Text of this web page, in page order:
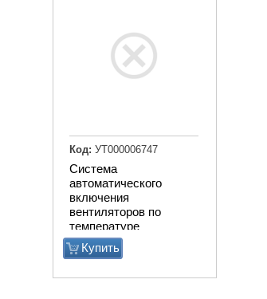
Система
автоматического
включения
вентиляторов по
температуре
Купить
Код: УТ000006747